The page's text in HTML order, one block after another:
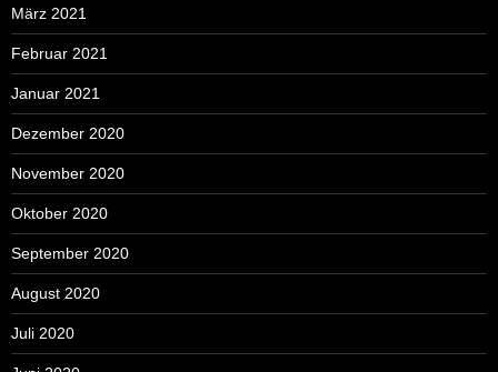
März 2021
Februar 2021
Januar 2021
Dezember 2020
November 2020
Oktober 2020
September 2020
August 2020
Juli 2020